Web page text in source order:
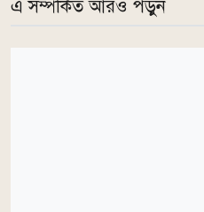
এ সম্পর্কিত আরও পড়ুন